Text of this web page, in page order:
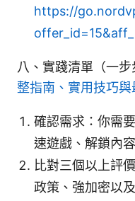
https://
八、實踐清單（一步
整指南、實用技巧
確認需求：你需
速遊戲、解鎖內
比對三個以上評
政策、強加密以